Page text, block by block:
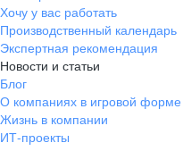
Хочу у вас работать
Производственный календарь
Экспертная рекомендация
Новости и статьи
Блог
О компаниях в игровой форме
Жизнь в компании
ИТ-проекты